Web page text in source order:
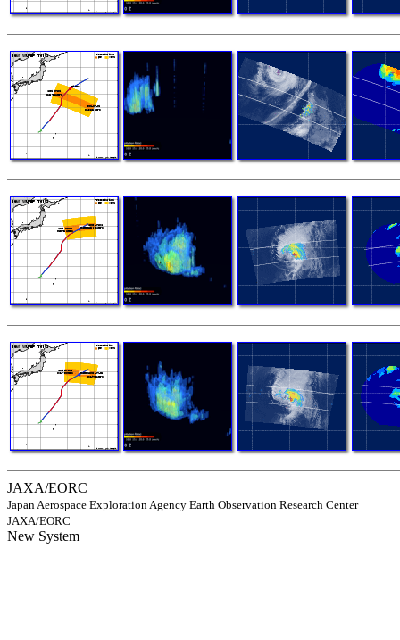
JAXA/EORC
Japan Aerospace Exploration Agency Earth Observation Research Center
JAXA/EORC
New System